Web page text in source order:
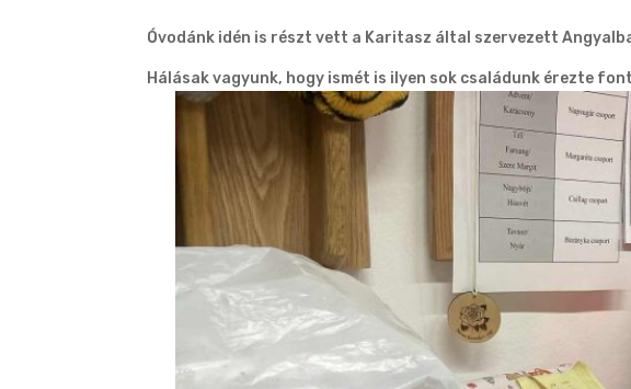
Óvodánk idén is részt vett a Karitasz által szervezett
Hálásak vagyunk, hogy ismét is ilyen sok családunk érezte